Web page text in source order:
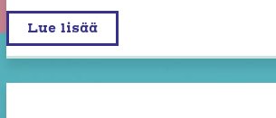
Taide,
talous
ja
performanssin
Lue lisää